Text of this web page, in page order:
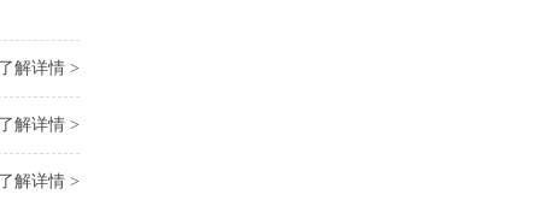
解详情 >
解详情 >
解详情 >